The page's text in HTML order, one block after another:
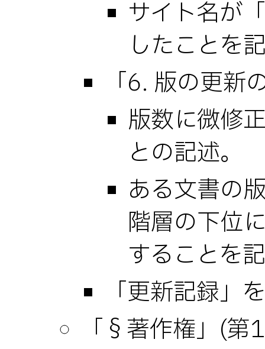
サイト名が
したことを
「6. 版の更
版数に微修
との記述。
ある文書の
階層の下位
することを
「更新記録」
「§著作権」(